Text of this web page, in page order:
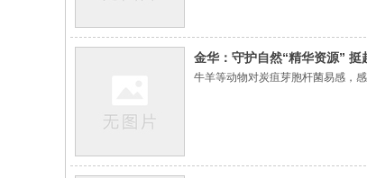
金华：守护自然“精华资源” 挺
牛羊等动物对炭疽芽胞杆菌易感，